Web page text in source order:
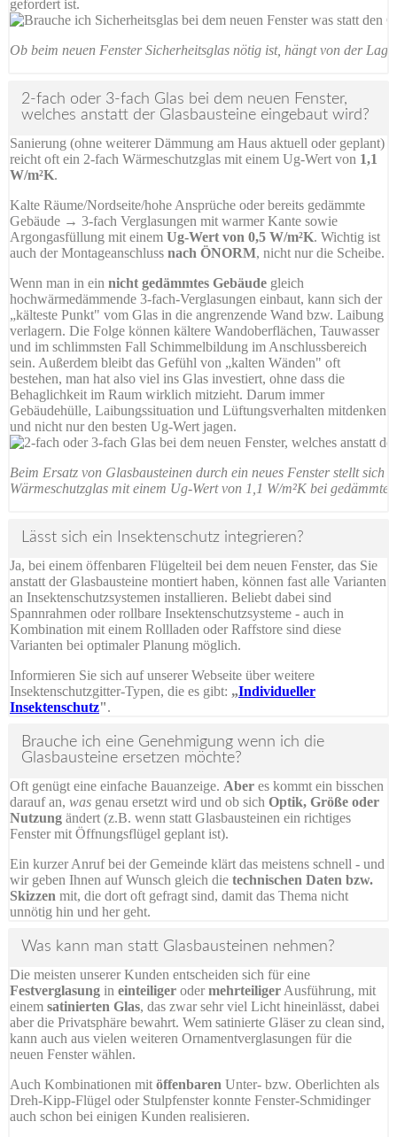
gefordert ist.
Ob beim neuen Fenster Sicherheitsglas nötig ist, hängt von der
2-fach oder 3-fach Glas bei dem neuen Fenster,
welches anstatt der Glasbausteine eingebaut wird?
Sanierung (ohne weiterer Dämmung am Haus aktuell oder geplant)
reicht oft ein 2-fach Wärmeschutzglas mit einem Ug-Wert von 1,1
W/m²K.
Kalte Räume/Nordseite/hohe Ansprüche oder bereits gedämmte
Gebäude → 3-fach Verglasungen mit warmer Kante sowie
Argongasfüllung mit einem Ug-Wert von 0,5 W/m²K. Wichtig ist
auch der Montageanschluss nach ÖNORM, nicht nur die Scheibe.
Wenn man in ein nicht gedämmtes Gebäude gleich
hochwärmedämmende 3-fach-Verglasungen einbaut, kann sich der
„kälteste Punkt" vom Glas in die angrenzende Wand bzw. Laibung
verlagern. Die Folge können kältere Wandoberflächen, Tauwasser
und im schlimmsten Fall Schimmelbildung im Anschlussbereich
sein. Außerdem bleibt das Gefühl von „kalten Wänden" oft
bestehen, man hat also viel ins Glas investiert, ohne dass die
Behaglichkeit im Raum wirklich mitzieht. Darum immer
Gebäudehülle, Laibungssituation und Lüftungsverhalten mitdenken
und nicht nur den besten Ug-Wert jagen.
Beim Ersatz von Glasbausteinen durch ein neues Fenster stellt
Wärmeschutzglas mit einem Ug-Wert von 1,1 W/m²K bei
Lässt sich ein Insektenschutz integrieren?
Ja, bei einem öffenbaren Flügelteil bei dem neuen Fenster, das Sie
anstatt der Glasbausteine montiert haben, können fast alle Varianten
an Insektenschutzsystemen installieren. Beliebt dabei sind
Spannrahmen oder rollbare Insektenschutzsysteme - auch in
Kombination mit einem Rollladen oder Raffstore sind diese
Varianten bei optimaler Planung möglich.
Informieren Sie sich auf unserer Webseite über weitere
Insektenschutzgitter-Typen, die es gibt: „Individueller
Insektenschutz".
Brauche ich eine Genehmigung wenn ich die
Glasbausteine ersetzen möchte?
Oft genügt eine einfache Bauanzeige. Aber es kommt ein bisschen
darauf an, was genau ersetzt wird und ob sich Optik, Größe oder
Nutzung ändert (z.B. wenn statt Glasbausteinen ein richtiges
Fenster mit Öffnungsflügel geplant ist).
Ein kurzer Anruf bei der Gemeinde klärt das meistens schnell - und
wir geben Ihnen auf Wunsch gleich die technischen Daten bzw.
Skizzen mit, die dort oft gefragt sind, damit das Thema nicht
unnötig hin und her geht.
Was kann man statt Glasbausteinen nehmen?
Die meisten unserer Kunden entscheiden sich für eine
Festverglasung in einteiliger odermehrteiliger Ausführung, mit
einem satinierten Glas, das zwar sehr viel Licht hineinlässt, dabei
aber die Privatsphäre bewahrt. Wem satinierte Gläser zu clean sind,
kann auch aus vielen weiteren Ornamentverglasungen für die
neuen Fenster wählen.
Auch Kombinationen mit öffenbaren Unter- bzw. Oberlichten als
Dreh-Kipp-Flügel oder Stulpfenster konnte Fenster-Schmidinger
auch schon bei einigen Kunden realisieren.